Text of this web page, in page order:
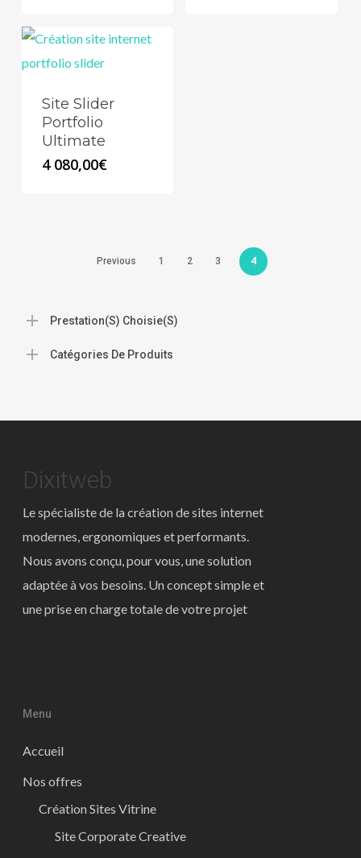
Site Slider
Portfolio
Ultimate
4 080,00€
Previous 1 2 3 4
Prestation(s) Choisie(s)
Catégories De Produits
Dixitweb
Le spécialiste de la création de sites internet
modernes, ergonomiques et performants.
Nous avons conçu, pour vous, une solution
adaptée à vos besoins. Un concept simple et
une prise en charge totale de votre projet
Menu
Accueil
Nos offres
Création Sites Vitrine
Site Corporate Creative